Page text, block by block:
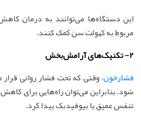
این دستگاه‌ها می‌توانند به درمان
مربوط به کهولت سن کمک کنند.
2- تکنیک‌های آرامش‌بخش
فشارخون، وقتی که تحت ‌فشار روانی قرار
شود. بنابراین می‌توان راه‌هایی برای
تنفس عمیق یا بیوفیدبک پیدا کرد.